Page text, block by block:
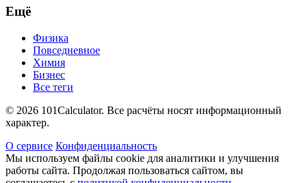
Ещё
Физика
Повседневное
Химия
Бизнес
Все теги
© 2026 101Calculator. Все расчёты носят информационный
характер.
О сервисе Конфиденциальность
Мы используем файлы cookie для аналитики и улучшения
работы сайта. Продолжая пользоваться сайтом, вы